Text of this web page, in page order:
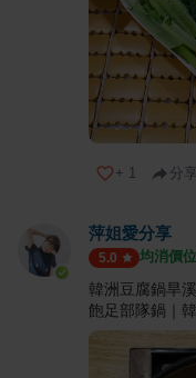
+ 1 分享
萍姐愛分享
5.0 均消價
韓洲豆腐鍋旱
飽足部隊鍋｜